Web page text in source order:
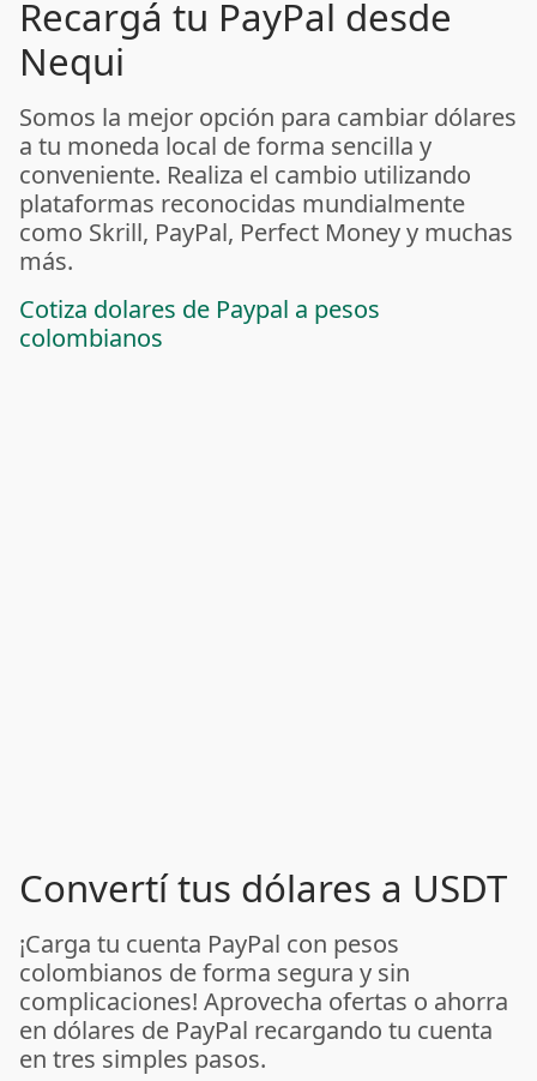
Recargá tu PayPal desde
Nequi
Somos la mejor opción para cambiar dólares
a tu moneda local de forma sencilla y
conveniente. Realiza el cambio utilizando
plataformas reconocidas mundialmente
como Skrill, PayPal, Perfect Money y muchas
más.
Cotiza dolares de Paypal a pesos
colombianos
Convertí tus dólares a USDT
¡Carga tu cuenta PayPal con pesos
colombianos de forma segura y sin
complicaciones! Aprovecha ofertas o ahorra
en dólares de PayPal recargando tu cuenta
en tres simples pasos.